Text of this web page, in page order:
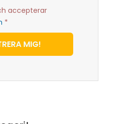
accepterar
*
MIG!